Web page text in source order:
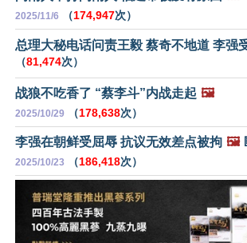
2025/11/6 （174,947次）
总理大秘电话问责王毅 蔡奇不地道 李强
（81,474次）
战狼不吃香了 “蔡李斗”内战走起 🖼️
2025/10/29 （178,638次）
李强在朝鲜受屈辱 抗议无效差点被拘 🖼️
2025/10/23 （186,418次）